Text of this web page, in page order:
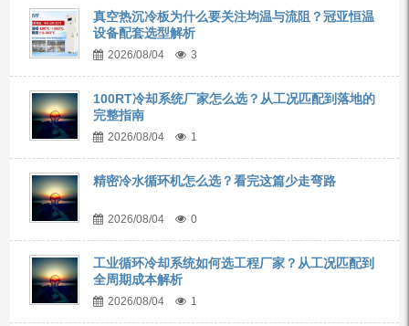
真空热沉冷板为什么要关注均温与流阻？冠亚恒温
设备配套选型解析
2026/08/04 3
100RT冷却系统厂家怎么选？从工况匹配到落地的
完整指南
2026/08/04 1
精密冷水循环机怎么选？看完这篇少走弯路
2026/08/04 0
工业循环冷却系统如何选工程厂家？从工况匹配到
全周期成本解析
2026/08/04 1